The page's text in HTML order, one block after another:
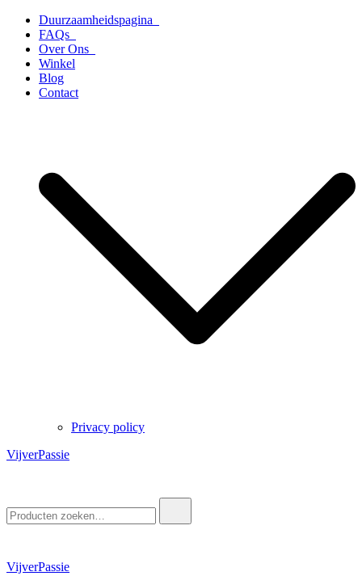
naar
inhoud
Duurzaamheidspagina
FAQs
Over Ons
Winkel
Blog
Contact
Privacy policy
VijverPassie
naar:
VijverPassie